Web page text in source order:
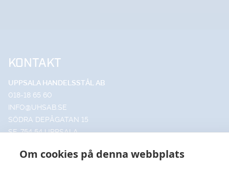
Om cookies på denna webbplats
KONTAKT
UPPSALA HANDELSSTÅL AB
018-18 65 60
INFO@UHSAB.SE
SÖDRA DEPÅGATAN 15
SE-754 54 UPPSALA
026-495 99 00